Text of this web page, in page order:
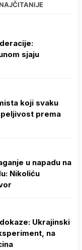
sjaju
koji svaku
prema
u napadu na
Nikoliću
Ukrajinski
na